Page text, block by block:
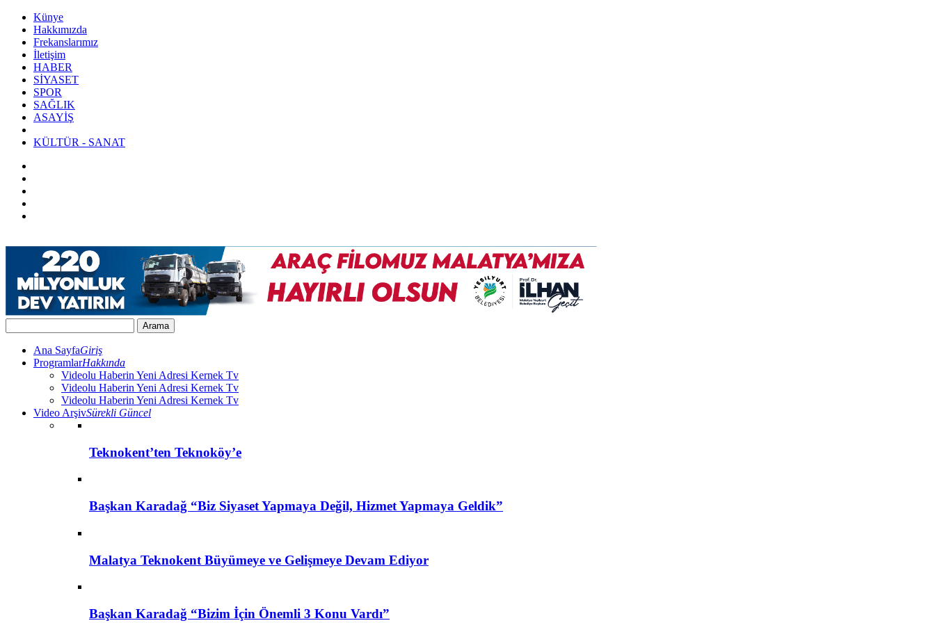
Künye
Hakkımızda
Frekanslarımız
İletişim
HABER
SİYASET
SPOR
SAĞLIK
ASAYİŞ
KÜLTÜR - SANAT
Ana SayfaGiriş
ProgramlarHakkında
Videolu Haberin Yeni Adresi Kernek Tv
Videolu Haberin Yeni Adresi Kernek Tv
Videolu Haberin Yeni Adresi Kernek Tv
Video ArşivSürekli Güncel
Teknokent’ten Teknoköy’e
Başkan Karadağ “Biz Siyaset Yapmaya Değil, Hizmet Yapmaya Geldik”
Malatya Teknokent Büyümeye ve Gelişmeye Devam Ediyor
Başkan Karadağ “Bizim İçin Önemli 3 Konu Vardı”